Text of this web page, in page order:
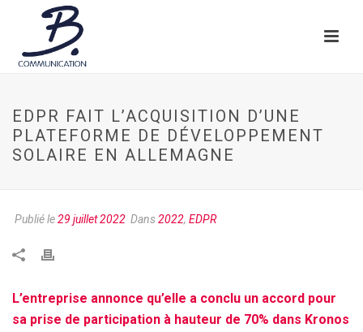
EDPR FAIT L’ACQUISITION D’UNE
PLATEFORME DE DÉVELOPPEMENT
SOLAIRE EN ALLEMAGNE
Publié le29 juillet 2022 Dans2022, EDPR
L’entreprise annonce qu’elle a conclu un accord pour
sa prise de participation à hauteur de 70% dans Kronos